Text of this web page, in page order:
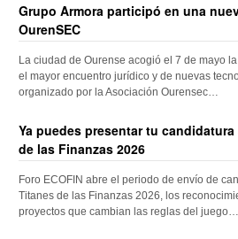
Grupo Armora participó en una
OurenSEC
La ciudad de Ourense acogió el 7 de mayo
el mayor encuentro jurídico y de nuevas
organizado por la Asociación Ourensec…
Ya puedes presentar tu
de las Finanzas 2026
Foro ECOFIN abre el periodo de envío de
Titanes de las Finanzas 2026, los
proyectos que cambian las reglas del juego…